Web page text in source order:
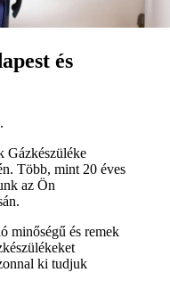
és
Gázkészüléke
Több, mint 20 éves
az Ön
minőségű és remek
ki tudjuk